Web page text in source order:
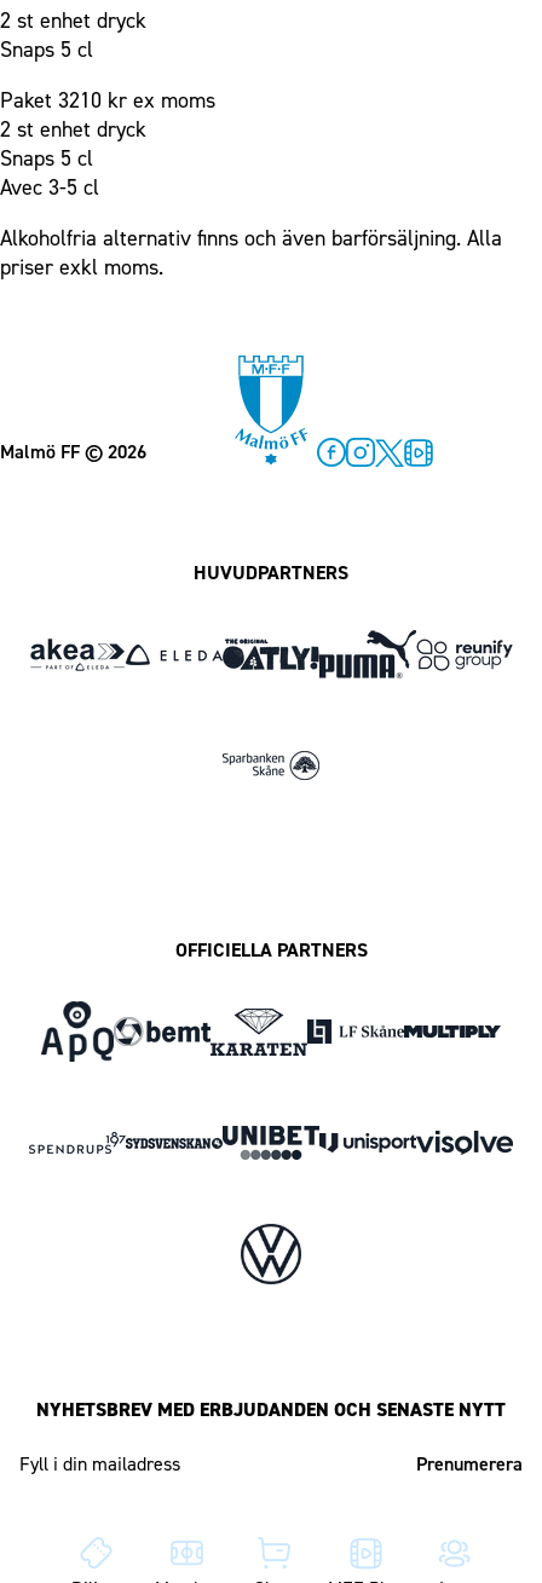
2 st enhet dryck
Snaps 5 cl
Paket 3210 kr ex moms
2 st enhet dryck
Snaps 5 cl
Avec 3-5 cl
Alkoholfria alternativ finns och även barförsäljning. Alla
priser exkl moms.
Malmö FF© 2026
HUVUDPARTNERS
OFFICIELLA PARTNERS
NYHETSBREV MED ERBJUDANDEN OCH SENASTE NYTT